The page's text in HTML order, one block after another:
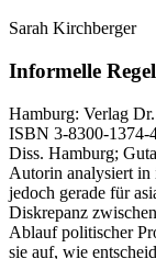
Sarah Kirchberger
Informelle
Hamburg: Verlag
ISBN 3-8300-1374-
Diss. Hamburg;
Autorin analysiert in
jedoch gerade für
Diskrepanz
Ablauf politischer
sie auf, wie